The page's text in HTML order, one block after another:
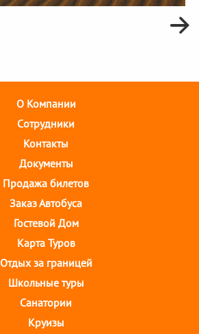
О Компании
Cотрудники
Контакты
Документы
Продажа билетов
Заказ Автобуса
Гостевой Дом
Карта Туров
Отдых за границей
Школьные туры
Санатории
Круизы